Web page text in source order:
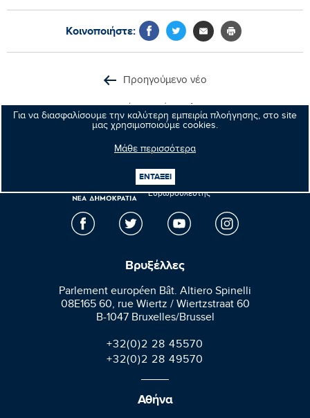
Για να διασφαλίσουμε την καλύτερη εμπειρία πλοήγησης, στο site
μας χρησιμοποιούμε cookies.
Μάθε περισσότερα
ΕΝΤΑΞΕΙ
Κοινοποιήστε:
Προηγούμενο νέο
Επόμενο νέο
Μανώλης
Κεφαλογιάννης
Ευρωβουλευτής
Βρυξέλλες
Parlement européen Bât. Altiero Spinelli
08E165 60, rue Wiertz / Wiertzstraat 60
B-1047 Bruxelles/Brussel
+32(0)2 28 45570
+32(0)2 28 49570
Αθήνα